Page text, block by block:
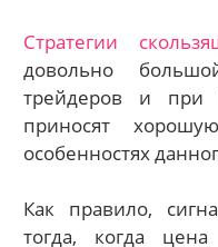
Стратегии
довольно
трейдеров и при
приносят
особенностях
Как правило,
тогда, когда